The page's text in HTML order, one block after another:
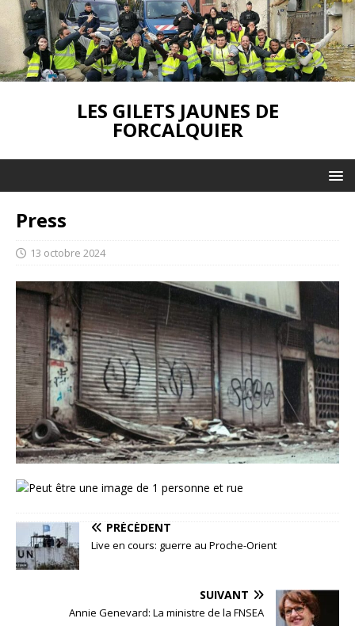
LES GILETS JAUNES DE
FORCALQUIER
Press
13 octobre 2024
PRÉCÉDENT
Live en cours: guerre au Proche-Orient
SUIVANT
Annie Genevard: La ministre de la FNSEA